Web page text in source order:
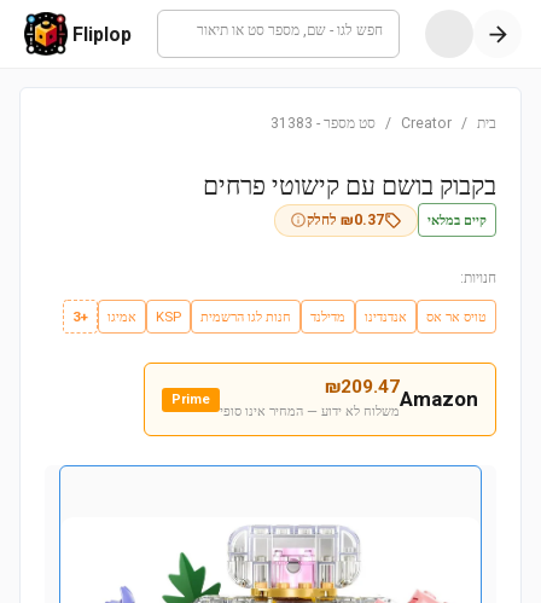
חפש לגו - שם, מספר סט או תיאור Fliplop
בית /
Creator
/ סט מספר -
31383
בקבוק בושם עם קישוטי פרחים
קיים במלאי ₪0.37 לחלק
חנויות:
טויס אר אס אנדנדינו מדילנד חנות לגו הרשמית KSP אמיגו +3
Amazon
₪209.47
משלוח לא ידוע — המחיר אינו סופי
Prime